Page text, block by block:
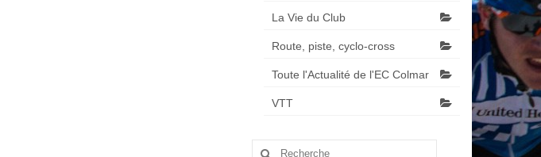
La Vie du Club
Route, piste, cyclo-cross
Toute l'Actualité de l'EC Colmar
VTT
Rechercher